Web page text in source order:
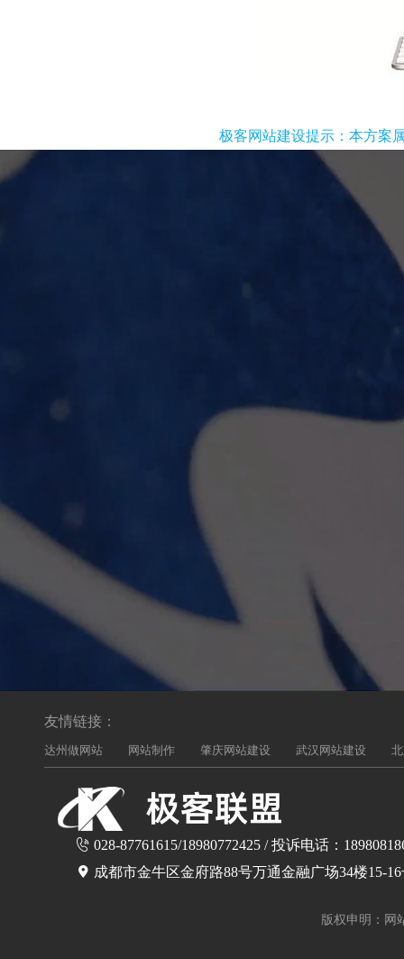
极客网站建设提示：本方案
友情链接：
达州做网站 网站制作 肇庆网站建设 武汉网站建设
028-87761615/18980772425 / 投诉电话：
成都市金牛区金府路88号万通金融广场34楼15-
版权申明：网